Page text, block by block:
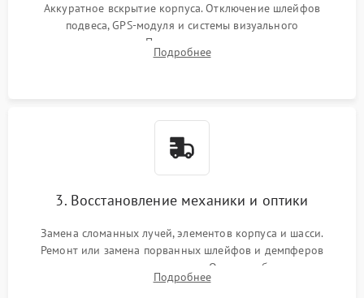
Аккуратное вскрытие корпуса. Отключение шлейфов
подвеса, GPS-модуля и системы визуального
позиционирования. Проверка полетного контроллера,
регуляторов оборотов (ESC) и бесколлекторных моторов на
Подробнее
3. Восстановление механики и оптики
Замена сломанных лучей, элементов корпуса и шасси.
Ремонт или замена порванных шлейфов и демпферов
трехосевого подвеса камеры. Очистка объектива,
восстановление механизма фокусировки. Установка новых
Подробнее